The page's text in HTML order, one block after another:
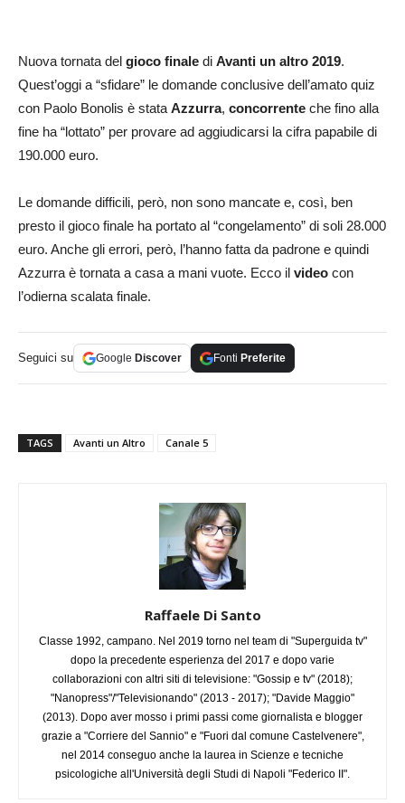
Nuova tornata del gioco finale di Avanti un altro 2019.
Quest’oggi a “sfidare” le domande conclusive dell’amato quiz
con Paolo Bonolis è stataAzzurra, concorrente che fino alla
fine ha “lottato” per provare ad aggiudicarsi la cifra papabile di
190.000 euro.
Le domande difficili, però, non sono mancate e, così, ben
presto il gioco finale ha portato al “congelamento” di soli 28.000
euro. Anche gli errori, però, l’hanno fatta da padrone e quindi
Azzurra è tornata a casa a mani vuote. Ecco il video con
l’odierna scalata finale.
Seguici su Google Discover Fonti Preferite
TAGS Avanti un Altro Canale 5
Raffaele Di Santo
Classe 1992, campano. Nel 2019 torno nel team di "Superguida tv"
dopo la precedente esperienza del 2017 e dopo varie
collaborazioni con altri siti di televisione: "Gossip e tv" (2018);
"Nanopress"/"Televisionando" (2013 - 2017); "Davide Maggio"
(2013). Dopo aver mosso i primi passi come giornalista e blogger
grazie a "Corriere del Sannio" e "Fuori dal comune Castelvenere",
nel 2014 conseguo anche la laurea in Scienze e tecniche
psicologiche all'Università degli Studi di Napoli "Federico II".